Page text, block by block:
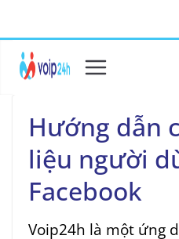
Hướng dẫn
liệu người
Facebook
Voip24h là một ứng